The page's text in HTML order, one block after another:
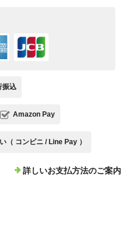
振込
Amazon Pay
（ コンビニ / Line Pay ）
詳しいお支払方法のご案内